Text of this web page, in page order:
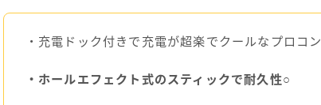
・充電ドック付きで充電が超楽でクールなプロコン
・ホールエフェクト式のスティックで耐久性○